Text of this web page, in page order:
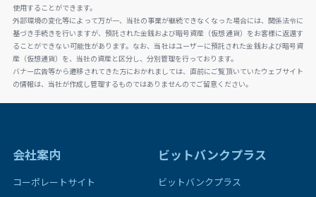
使用することができます。
外部環境の変化等によって万が一、当社の事業が継続できなくなった場合には、関係法令に
基づき手続きを行いますが、預託された金銭および暗号資産（仮想通貨）をお客様に返還す
ることができない可能性があります。なお、当社はユーザーに預託された金銭および暗号資
産（仮想通貨）を、当社の資産と区分し、分別管理を行っております。
バナー広告等から遷移されてきた方におかれましては、直前にご覧頂いていたウェブサイト
の情報は、当社が作成し管理するものではありませんのでご留意ください。
会社案内
コーポレートサイト
ビットバンクプラス
ビットバンクプラス